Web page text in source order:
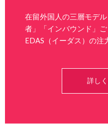
在留外国人の三層モデ
者」「インバウンド」ご
EDAS（イーダス）の注
詳し